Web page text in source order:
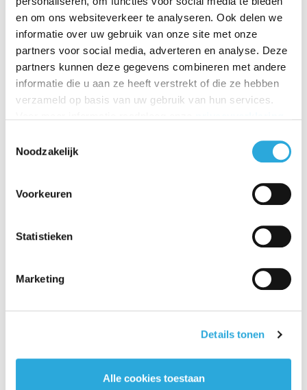
en om ons websiteverkeer te analyseren. Ook delen we
informatie over uw gebruik van onze site met onze
partners voor social media, adverteren en analyse. Deze
partners kunnen deze gegevens combineren met andere
informatie die u aan ze heeft verstrekt of die ze hebben
verzameld op basis van uw gebruik van hun services.
Noodzakelijk
Voorkeuren
Statistieken
Marketing
Details tonen
Alle cookies toestaan
3Dee Comfort grijs | z
wart
€1.015,19
€ 913,55 Incl. BTW
3Dee Comfort grijs | al
uminium
€1.143,45
€1.027,29 Incl. BTW
€1.143,45